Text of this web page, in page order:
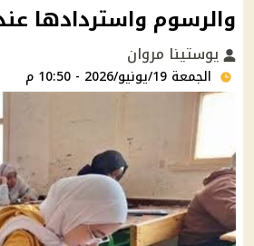
والرسوم واستردادها
يوستينا مروان
الجمعة 19/يونيو/2026 - 10:50 م